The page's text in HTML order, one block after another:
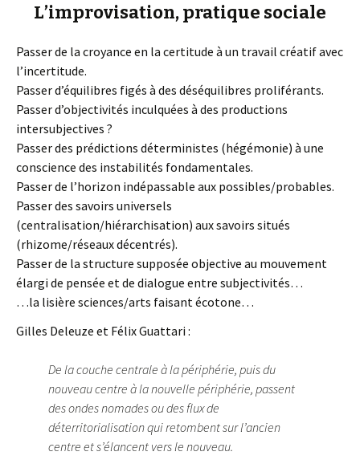
L’improvisation, pratique sociale
Passer de la croyance en la certitude à un travail créatif avec
l’incertitude.
Passer d’équilibres figés à des déséquilibres proliférants.
Passer d’objectivités inculquées à des productions
intersubjectives ?
Passer des prédictions déterministes (hégémonie) à une
conscience des instabilités fondamentales.
Passer de l’horizon indépassable aux possibles/probables.
Passer des savoirs universels
(centralisation/hiérarchisation) aux savoirs situés
(rhizome/réseaux décentrés).
Passer de la structure supposée objective au mouvement
élargi de pensée et de dialogue entre subjectivités…
…la lisière sciences/arts faisant écotone…
Gilles Deleuze et Félix Guattari :
De la couche centrale à la périphérie, puis du
nouveau centre à la nouvelle périphérie, passent
des ondes nomades ou des flux de
déterritorialisation qui retombent sur l’ancien
centre et s’élancent vers le nouveau.